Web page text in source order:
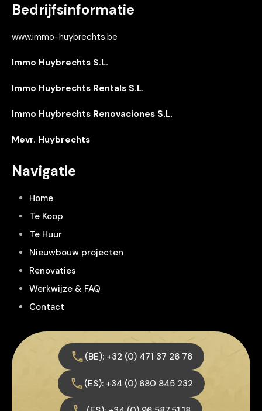
Bedrijfsinformatie
www.immo-huybrechts.be
Immo Huybrechts S.L.
Immo Huybrechts Rentals S.L.
Immo Huybrechts Renovaciones S.L.
Mevr. Huybrechts
Navigatie
Home
Te Koop
Te Huur
Nieuwbouw projecten
Renovaties
Werkwijze & FAQ
Contact
(BE): +32 (0) 471 37 26 76
(ES): +34 (0) 680 845 232